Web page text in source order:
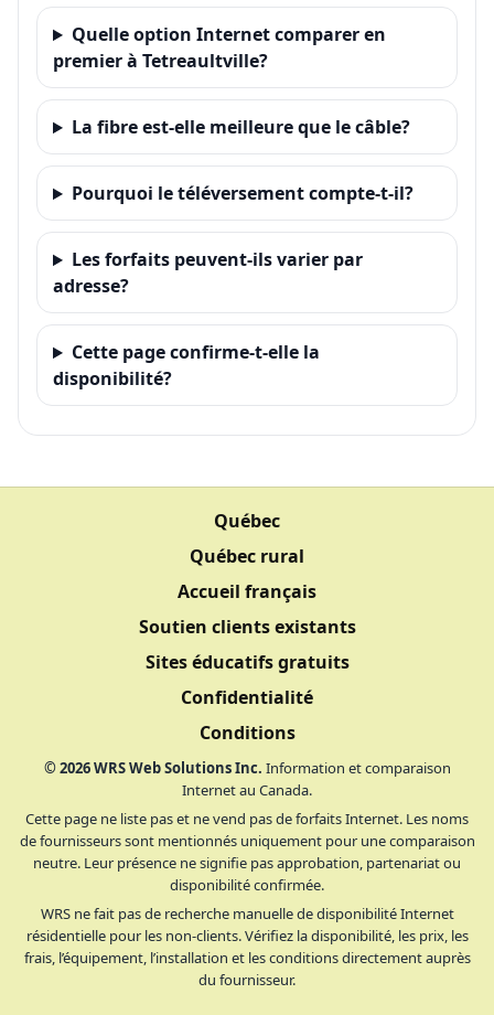
Quelle option Internet comparer en
premier à Tetreaultville?
La fibre est-elle meilleure que le câble?
Pourquoi le téléversement compte-t-il?
Les forfaits peuvent-ils varier par
adresse?
Cette page confirme-t-elle la
disponibilité?
Québec
Québec rural
Accueil français
Soutien clients existants
Sites éducatifs gratuits
Confidentialité
Conditions
©2026WRS Web Solutions Inc. Information et comparaison
Internet au Canada.
Cette page ne liste pas et ne vend pas de forfaits Internet. Les noms
de fournisseurs sont mentionnés uniquement pour une comparaison
neutre. Leur présence ne signifie pas approbation, partenariat ou
disponibilité confirmée.
WRS ne fait pas de recherche manuelle de disponibilité Internet
résidentielle pour les non-clients. Vérifiez la disponibilité, les prix, les
frais, l’équipement, l’installation et les conditions directement auprès
du fournisseur.